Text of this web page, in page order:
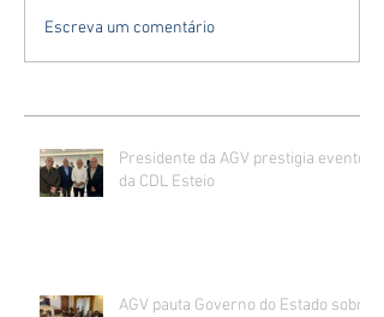
Escreva um comentário
Presidente da AGV prestigia evento
da CDL Esteio
AGV pauta Governo do Estado sobre